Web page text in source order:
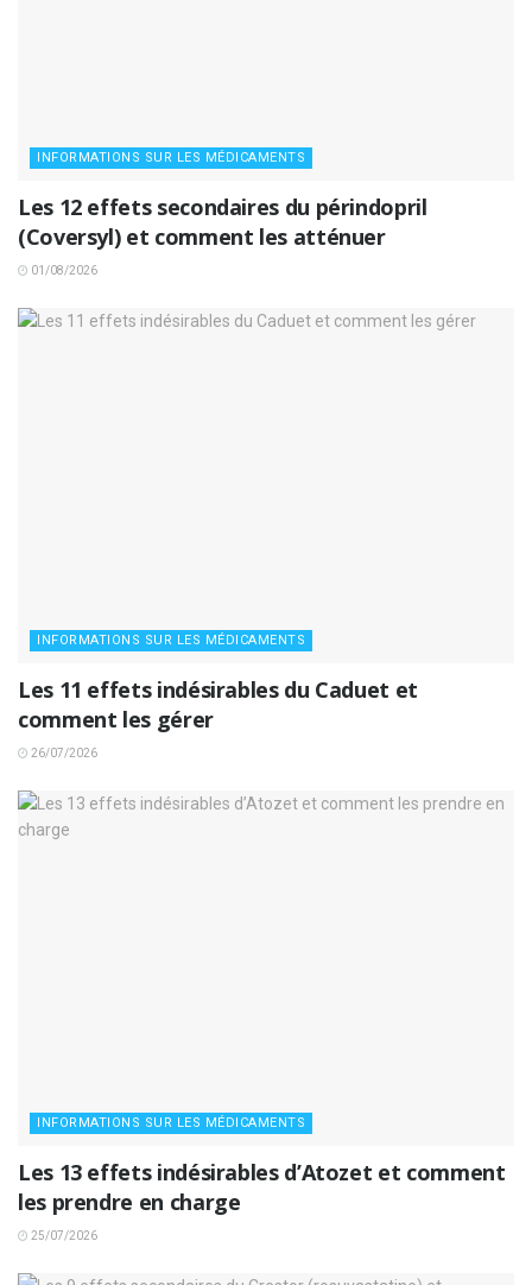
INFORMATIONS SUR LES MÉDICAMENTS
Les 12 effets secondaires du périndopril
(Coversyl) et comment les atténuer
01/08/2026
INFORMATIONS SUR LES MÉDICAMENTS
Les 11 effets indésirables du Caduet et
comment les gérer
26/07/2026
INFORMATIONS SUR LES MÉDICAMENTS
Les 13 effets indésirables d’Atozet et comment
les prendre en charge
25/07/2026